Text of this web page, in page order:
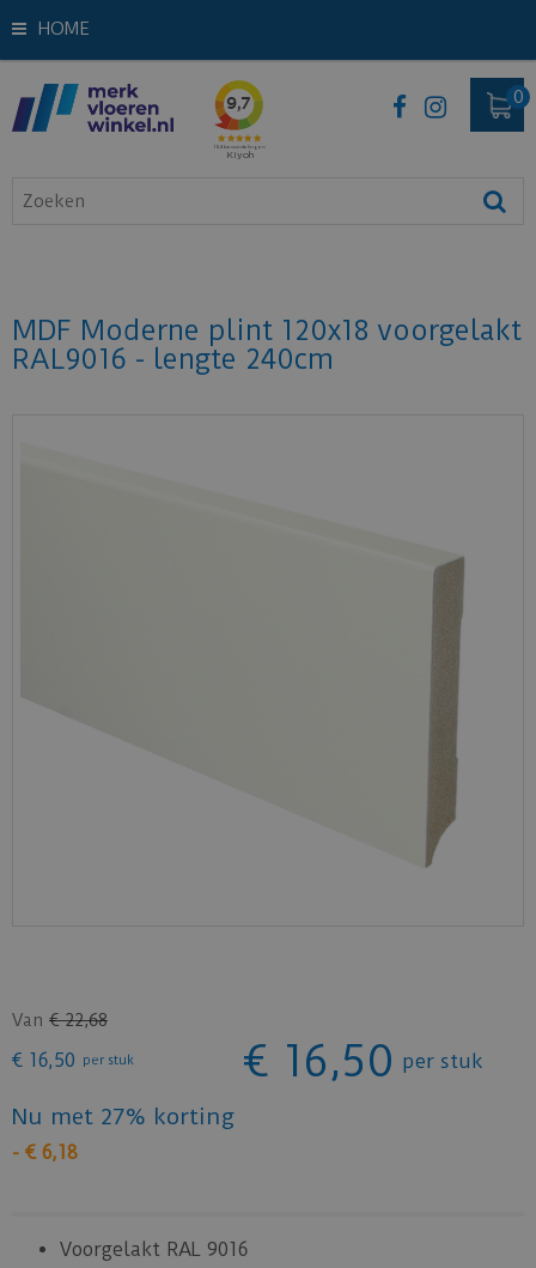
HOME
MDF Moderne plint 120x18 voorgelakt
RAL9016 - lengte 240cm
Van € 22,68
€ 16,50 per stuk € 16,50 per stuk
Nu met 27% korting
- € 6,18
Voorgelakt RAL 9016